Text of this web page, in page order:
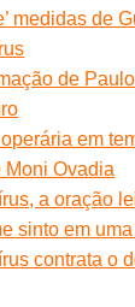
medidas de
de
em
Moni Ovadia
a oração
sinto em
contrata o